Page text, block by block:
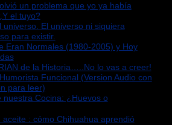
un problema que yo ya había
el tuyo?
universo. El universo ni siquiera
para existir.
Eran Normales (1980-2005) y Hoy
de la Historia…..No lo vas a creer!
Funcional (Version Audio con
para leer)
nuestra Cocina: ¿Huevos o
: cómo Chihuahua aprendió